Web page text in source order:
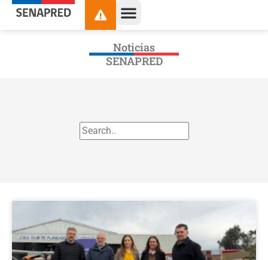
Noticias
SENAPRED